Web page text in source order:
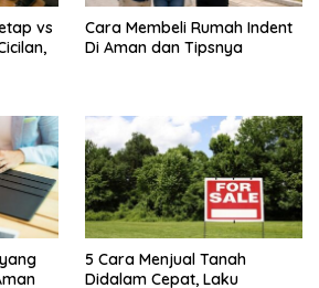
vs
Cara Membeli Rumah Indent
Di Aman dan Tipsnya
5 Cara Menjual Tanah
Didalam Cepat, Laku